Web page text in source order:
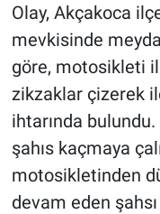
Olay, Akçakoca
mevkisinde
göre, motosikleti
zikzaklar çizerek
ihtarında
şahıs kaçmaya
motosikletinden
devam eden